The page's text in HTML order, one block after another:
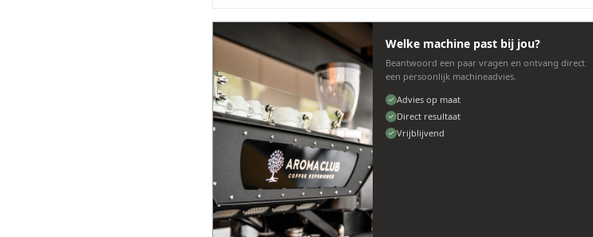
Welke machine past bij jou?
Beantwoord een paar vragen en ontvang direct
een persoonlijk machineadvies.
Advies op maat
Direct resultaat
Vrijblijvend